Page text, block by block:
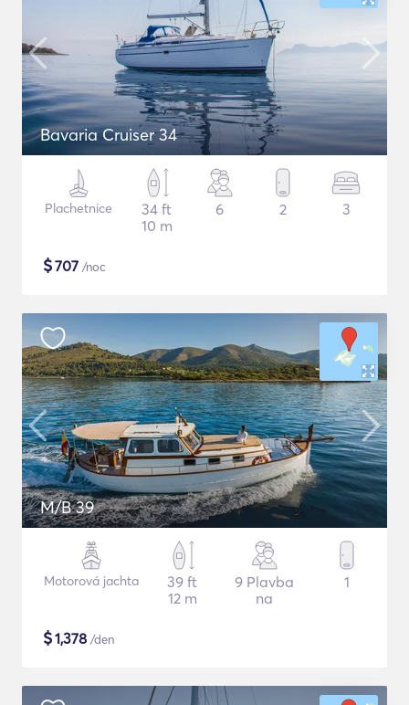
Bavaria Cruiser 34
Plachetnice
34 ft
10 m
6 2 3
$707 /noc
M/B 39
Motorová jachta
39 ft
12 m
9 Plavba
na
1
$1,378 /den